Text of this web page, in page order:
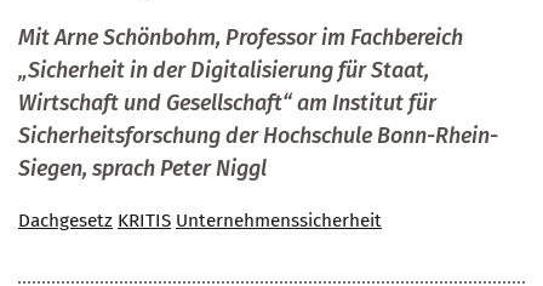
Mit Arne Schönbohm, Professor im Fachbereich
„Sicherheit in der Digitalisierung für Staat,
Wirtschaft und Gesellschaft“ am Institut für
Sicherheitsforschung der Hochschule Bonn-Rhein-
Siegen, sprach Peter Niggl
Dachgesetz KRITIS Unternehmenssicherheit